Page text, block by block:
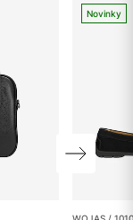
Novinky